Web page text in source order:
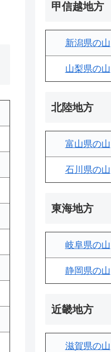
甲信越地方
新潟県の山
山梨県の山
北陸地方
富山県の山
石川県の山
東海地方
岐阜県の山
静岡県の山
近畿地方
滋賀県の山